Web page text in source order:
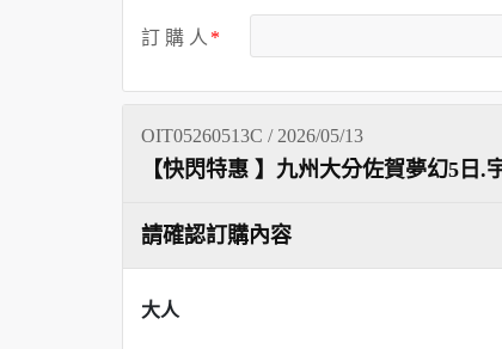
訂 購 人
OIT05260513C / 2026/05/13
【快閃特惠 】九州大分佐賀夢幻5日
請確認訂購內容
大人